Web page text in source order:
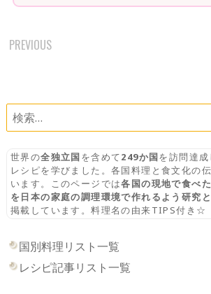
POST
PREVIOUS
検
索:
世界の全独立国を含めて249か国を訪問達
レシピを学びました。各国料理と食文化の
います。このページでは各国の現地で食べ
を日本の家庭の調理環境で作れるよう研究
掲載しています。料理名の由来TIPS付き☆
国別料理リスト一覧
レシピ記事リスト一覧